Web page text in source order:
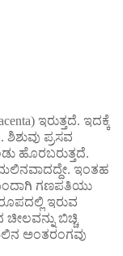
ಇರುತ್ತದೆ. ಇದಕ್ಕೆ
ಪ್ರಸವ
ಹೊರಬರುತ್ತದೆ.
ಇಂತಹ
ಗಣಪತಿಯು
ಇರುವ
ಬಿಚ್ಚಿ
ಅಂತರಂಗವು